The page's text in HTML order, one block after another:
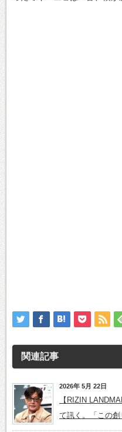
関連記事
2026年 5月 22日
【RIZIN
て訊く。「この創